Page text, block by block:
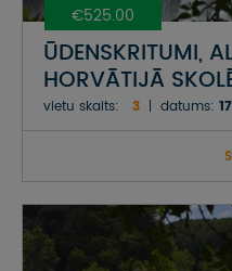
€525.00
ŪDENSKRITUMI,
HORVĀTIJĀ
vietu skaits: 3 datums: